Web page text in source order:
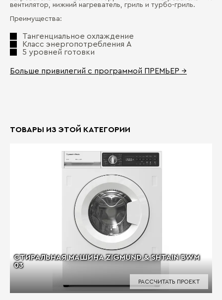
вентилятор, нижний нагреватель, гриль и турбо-гриль.
Преимущества:
Тангенциальное охлаждение
Класс энергопотребления А
5 уровней готовки
Больше привилегий с программой ПРЕМЬЕР →
ТОВАРЫ ИЗ ЭТОЙ КАТЕГОРИИ
СТИРАЛЬНАЯ МАШИНА ZIGMUND & SHTAIN BWM
03
РАССЧИТАТЬ ПРОЕКТ